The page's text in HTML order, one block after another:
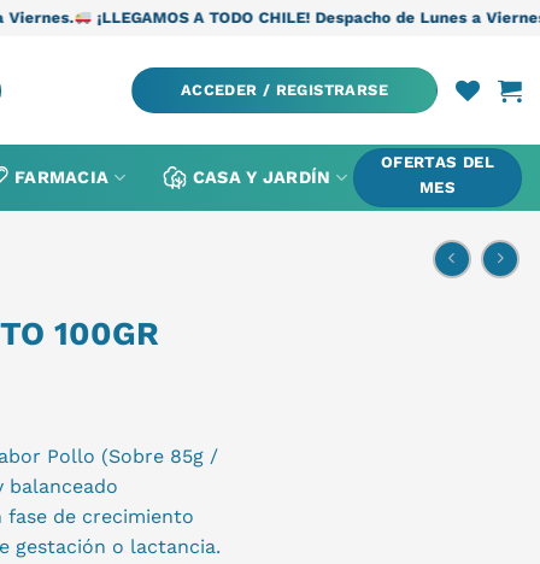
A TODO CHILE! Despacho de Lunes a Viernes.
ACCEDER / REGISTRARSE
FARMACIA CASA Y JARDÍN
OFERTAS DEL
MES
100GR
Pollo (Sobre 85g /
balanceado
de crecimiento
gestación o lactancia.